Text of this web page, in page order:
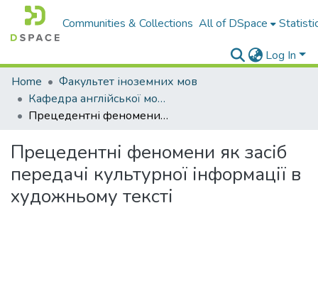
Communities & Collections All of DSpace
Log In
Home
Факультет іноземних мов
Кафедра англійської мови та методики її навчання
Прецедентні феномени як засіб передачі культурної інформації в художньому тексті
Прецедентні феномени як засіб
передачі культурної інформації в
художньому тексті